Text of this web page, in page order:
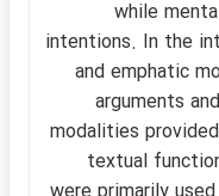
while
intentions. In the
and emphatic
arguments
modalities
textual